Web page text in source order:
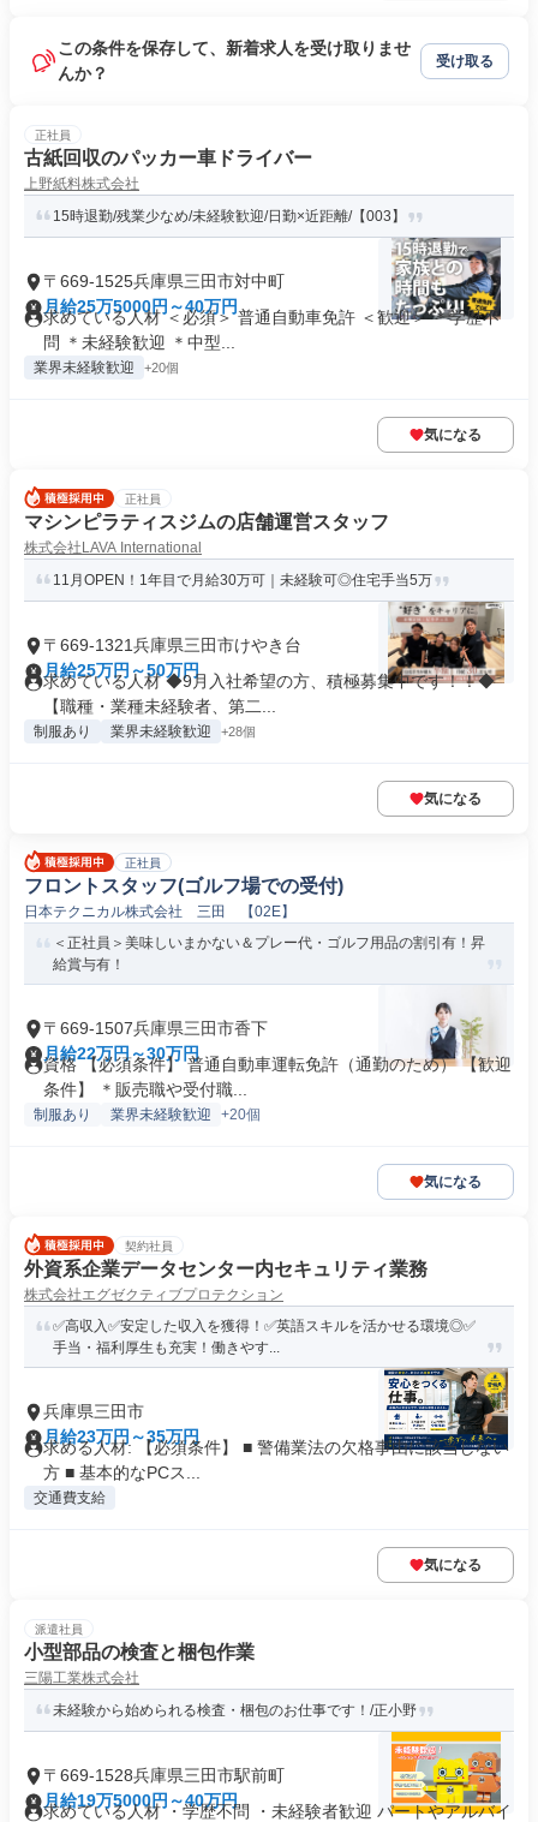
この条件を保存して、新着求人を受け取りませ
んか？
受け取る
正社員
古紙回収のパッカー車ドライバー
上野紙料株式会社
15時退勤/残業少なめ/未経験歓迎/日勤×近距離/【003】
〒669-1525兵庫県三田市対中町
月給25万5000円～40万円
求めている人材 ＜必須＞ 普通自動車免許 ＜歓迎＞ ＊学歴不
問 ＊未経験歓迎 ＊中型...
業界未経験歓迎 +20個
気になる
正社員
マシンピラティスジムの店舗運営スタッフ
株式会社LAVA International
11月OPEN！1年目で月給30万可｜未経験可◎住宅手当5万
〒669-1321兵庫県三田市けやき台
月給25万円～50万円
求めている人材 ◆9月入社希望の方、積極募集中です！！◆
【職種・業種未経験者、第二...
制服あり 業界未経験歓迎 +28個
気になる
正社員
フロントスタッフ(ゴルフ場での受付)
日本テクニカル株式会社 三田 【02E】
＜正社員＞美味しいまかない＆プレー代・ゴルフ用品の割引有！昇
給賞与有！
〒669-1507兵庫県三田市香下
月給22万円～30万円
資格 【必須条件】 普通自動車運転免許（通勤のため） 【歓迎
条件】 ＊販売職や受付職...
制服あり 業界未経験歓迎 +20個
気になる
契約社員
外資系企業データセンター内セキュリティ業務
株式会社エグゼクティブプロテクション
✅高収入✅安定した収入を獲得！✅英語スキルを活かせる環境◎✅
手当・福利厚生も充実！働きやす...
兵庫県三田市
月給23万円～35万円
求める人材: 【必須条件】 ■ 警備業法の欠格事由に該当しない
方 ■ 基本的なPCス...
交通費支給
気になる
派遣社員
小型部品の検査と梱包作業
三陽工業株式会社
未経験から始められる検査・梱包のお仕事です！/正小野
〒669-1528兵庫県三田市駅前町
月給19万5000円～40万円
求めている人材 ・学歴不問 ・未経験者歓迎 パートやアルバイ